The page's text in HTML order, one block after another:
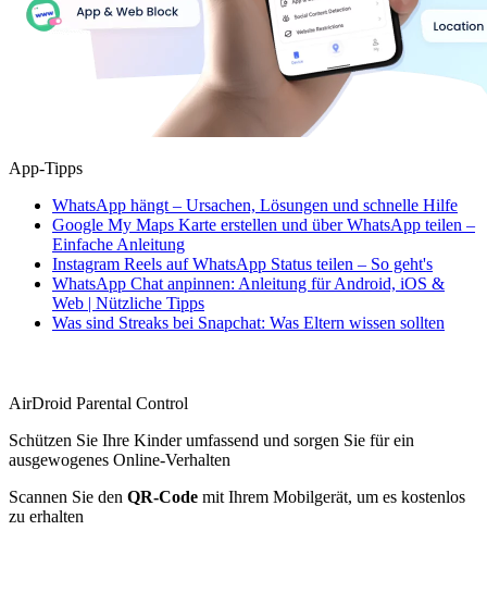
App-Tipps
WhatsApp hängt – Ursachen, Lösungen und schnelle Hilfe
Google My Maps Karte erstellen und über WhatsApp teilen –
Einfache Anleitung
Instagram Reels auf WhatsApp Status teilen – So geht's
WhatsApp Chat anpinnen: Anleitung für Android, iOS &
Web | Nützliche Tipps
Was sind Streaks bei Snapchat: Was Eltern wissen sollten
AirDroid Parental Control
Schützen Sie Ihre Kinder umfassend und sorgen Sie für ein
ausgewogenes Online-Verhalten
Scannen Sie den QR-Code mit Ihrem Mobilgerät, um es kostenlos
zu erhalten